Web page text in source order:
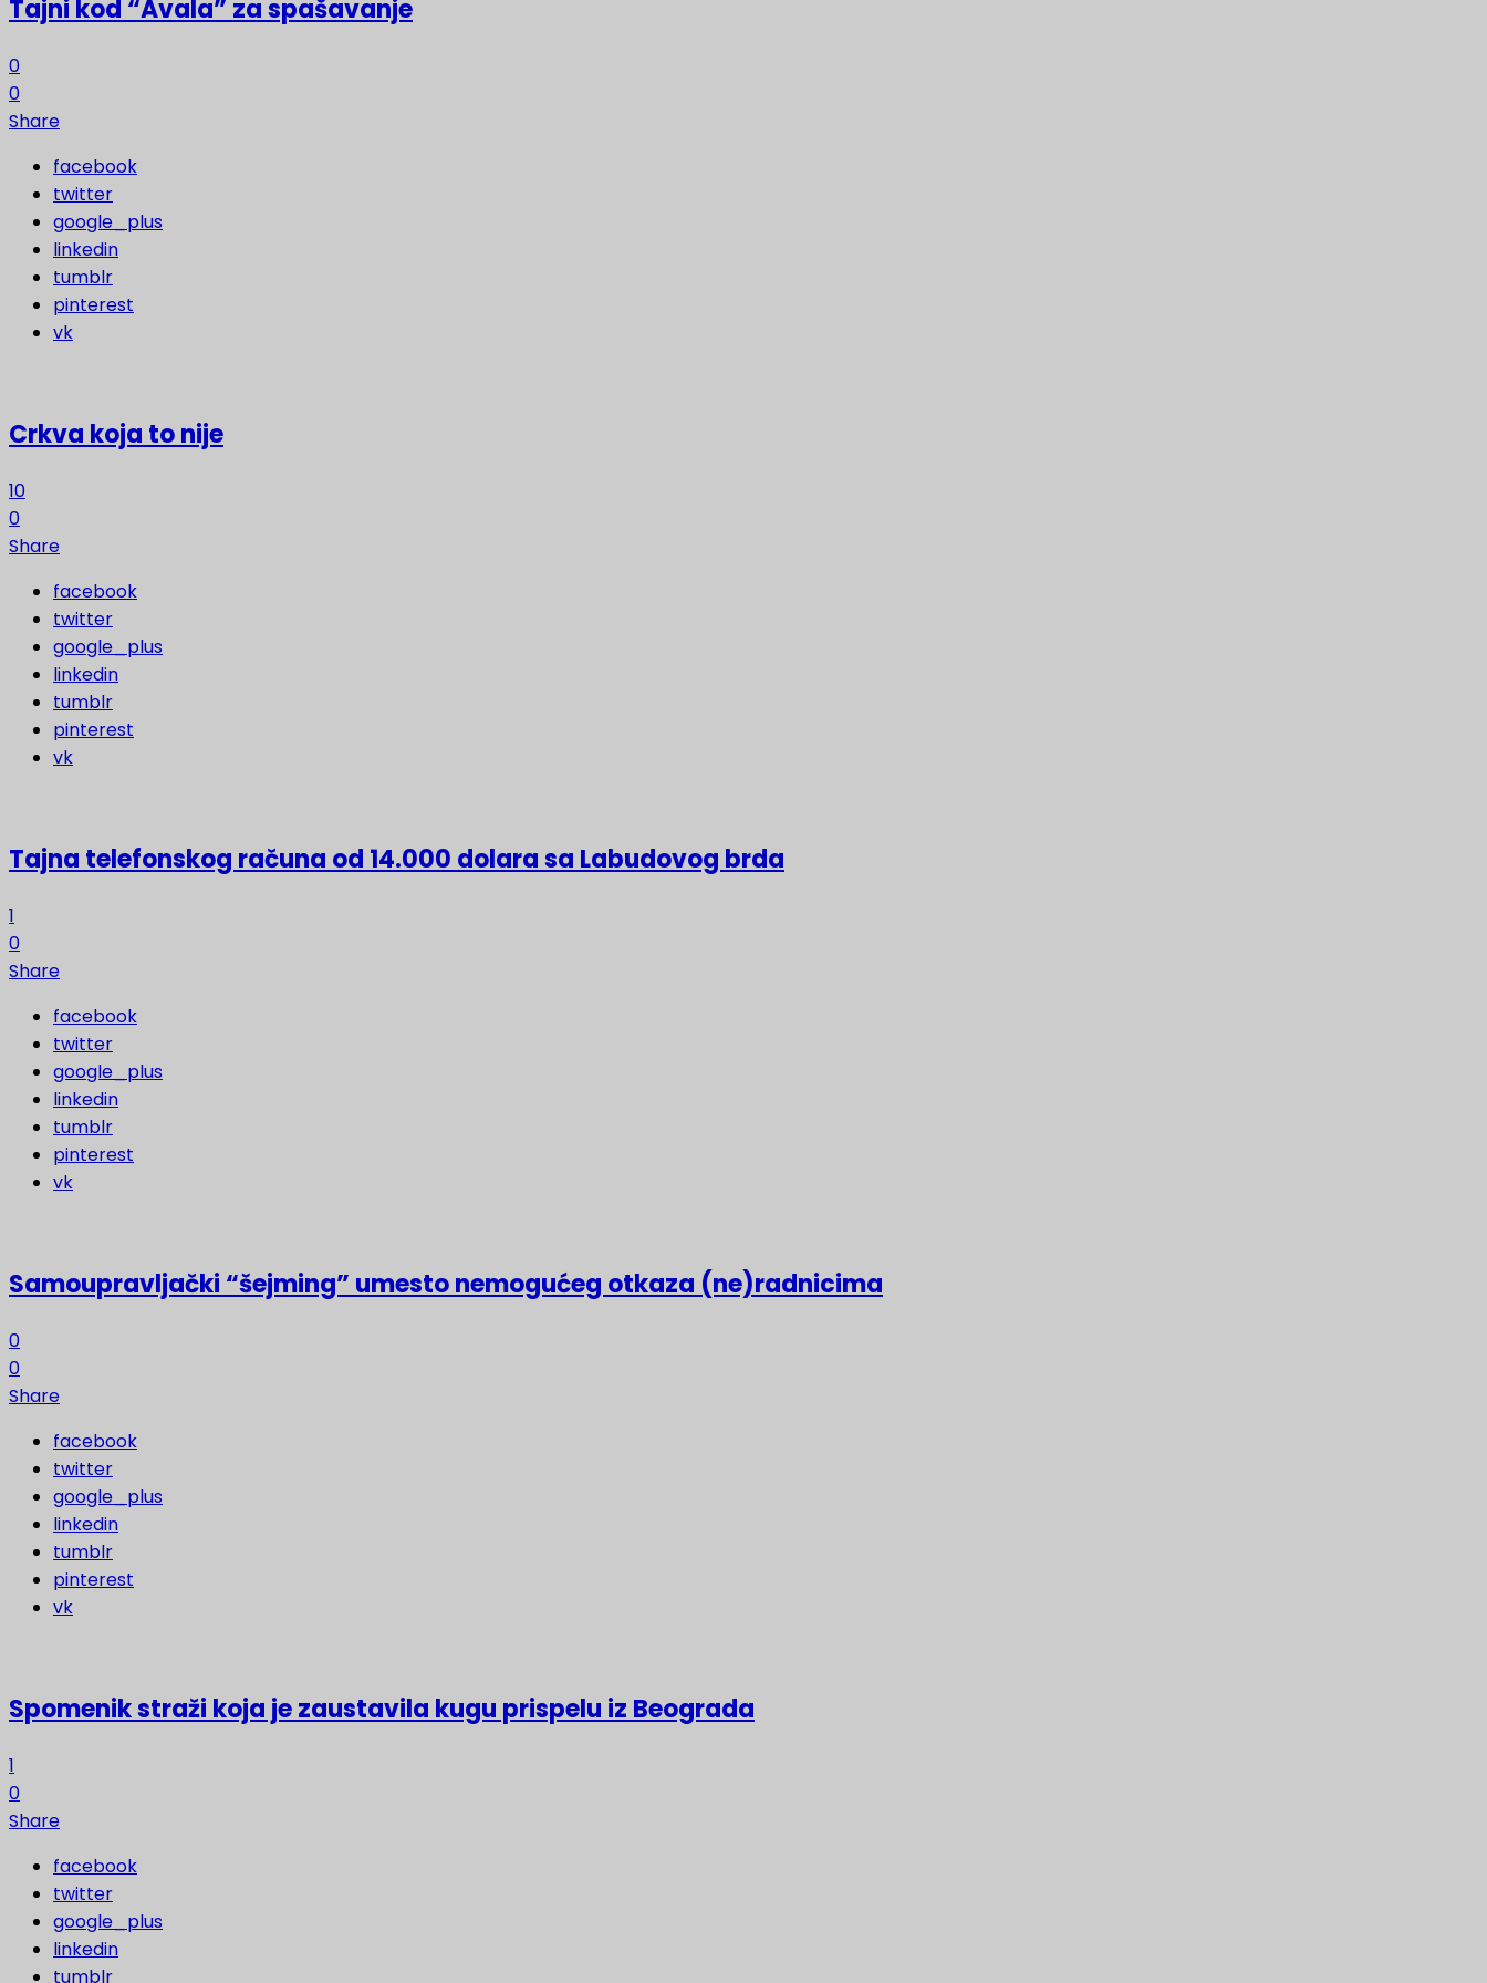
Tajni kod “Avala” za spašavanje
0
0
Share
facebook
twitter
google_plus
linkedin
tumblr
pinterest
vk
Crkva koja to nije
10
0
Share
facebook
twitter
google_plus
linkedin
tumblr
pinterest
vk
Tajna telefonskog računa od 14.000 dolara sa Labudovog brda
1
0
Share
facebook
twitter
google_plus
linkedin
tumblr
pinterest
vk
Samoupravljački “šejming” umesto nemogućeg otkaza (ne)radnicima
0
0
Share
facebook
twitter
google_plus
linkedin
tumblr
pinterest
vk
Spomenik straži koja je zaustavila kugu prispelu iz Beograda
1
0
Share
facebook
twitter
google_plus
linkedin
tumblr